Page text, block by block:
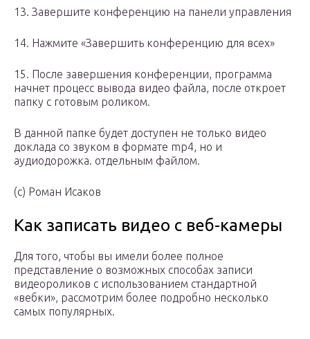
13. Завершите конференцию на панели управления
14. Нажмите «Завершить конференцию для всех»
15. После завершения конференции, программа
начнет процесс вывода видео файла, после откроет
папку с готовым роликом.
В данной папке будет доступен не только видео
доклада со звуком в формате mp4, но и
аудиодорожка. отдельным файлом.
(с) Роман Исаков
Как записать видео с веб-камеры
Для того, чтобы вы имели более полное
представление о возможных способах записи
видеороликов с использованием стандартной
«вебки», рассмотрим более подробно несколько
самых популярных.